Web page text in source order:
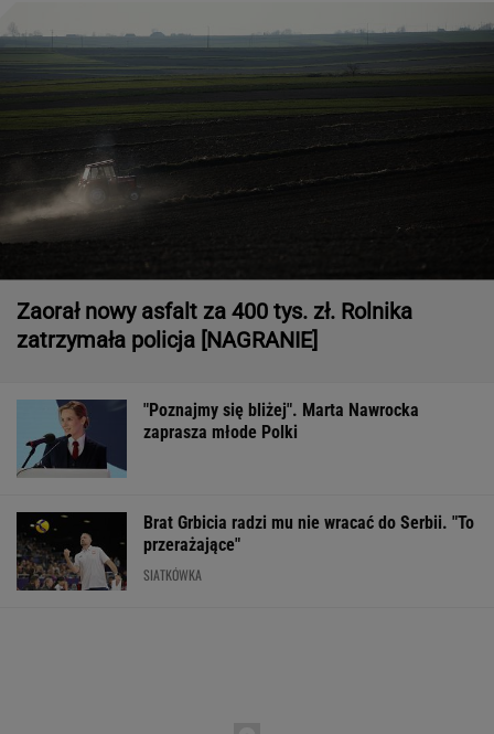
Zaorał nowy asfalt za 400 tys. zł. Rolnika
zatrzymała policja [NAGRANIE]
"Poznajmy się bliżej". Marta Nawrocka
zaprasza młode Polki
Brat Grbicia radzi mu nie wracać do Serbii. "To
przerażające"
SIATKÓWKA